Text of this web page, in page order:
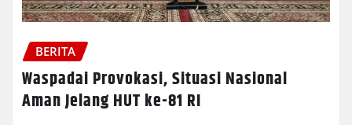
BERITA
Waspadai Provokasi, Situasi Nasional
Aman Jelang HUT ke-81 RI